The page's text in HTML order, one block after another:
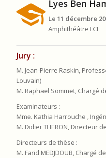
Lyes Ben
Le 11 décembre
Amphithéâtre LCI
Jury :
M. Jean-Pierre Raskin,
Louvain)
M. Raphael Sommet, Chargé
Examinateurs :
Mme. Kathia Harrouche ,
M. Didier THERON, Directeur
Directeurs de thèse :
M. Farid MEDJDOUB, Chargé